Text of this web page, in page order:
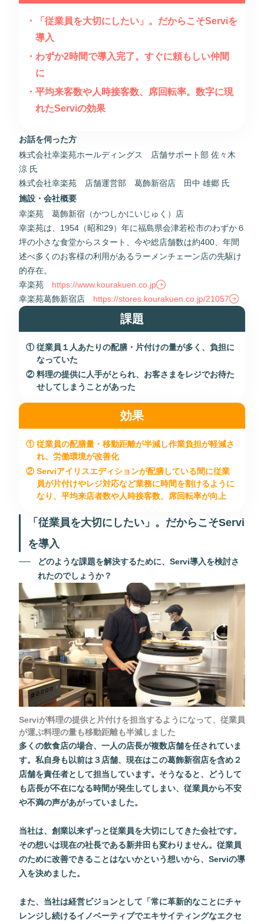
「従業員を大切にしたい」。だからこそServiを
導入
わずか2時間で導入完了。すぐに頼もしい仲間
に
平均来客数や人時接客数、席回転率。数字に現
れたServiの効果
お話を伺った方
株式会社幸楽苑ホールディングス 店舗サポート部 佐々木
涼 氏
株式会社幸楽苑 店舗運営部 葛飾新宿店 田中 雄郷 氏
施設・会社概要
幸楽苑 葛飾新宿（かつしかにいじゅく）店
幸楽苑は、1954（昭和29）年に福島県会津若松市のわずか６
坪の小さな食堂からスタート、今や総店舗数は約400、年間
述べ多くのお客様の利用があるラーメンチェーン店の先駆け
的存在。
幸楽苑 https://www.kourakuen.co.jp
幸楽苑葛飾新宿店 https://stores.kourakuen.co.jp/21057
課題
従業員１人あたりの配膳・片付けの量が多く、負担に
なっていた
料理の提供に人手がとられ、お客さまをレジでお待た
せしてしまうことがあった
効果
従業員の配膳量・移動距離が半減し作業負担が軽減さ
れ、労働環境が改善化
Serviアイリスエディションが配膳している間に従業
員が片付けやレジ対応など業務に時間を割けるように
なり、平均来店者数や人時接客数、席回転率が向上
「従業員を大切にしたい」。だからこそServi
を導入
どのような課題を解決するために、Servi導入を検討さ
れたのでしょうか？
Serviが料理の提供と片付けを担当するようになって、従業員
が運ぶ料理の量も移動距離も半減しました
多くの飲食店の場合、一人の店長が複数店舗を任されていま
す。私自身も以前は３店舗、現在はこの葛飾新宿店を含め２
店舗を責任者として担当しています。そうなると、どうして
も店長が不在になる時間が発生してしまい、従業員から不安
や不満の声があがっていました。
当社は、創業以来ずっと従業員を大切にしてきた会社です。
その想いは現在の社長である新井田も変わりません。従業員
のために改善できることはないかという想いから、Serviの導
入を決めました。
また、当社は経営ビジョンとして「常に革新的なことにチャ
レンジし続けるイノベーティブでエキサイティングなエクセ